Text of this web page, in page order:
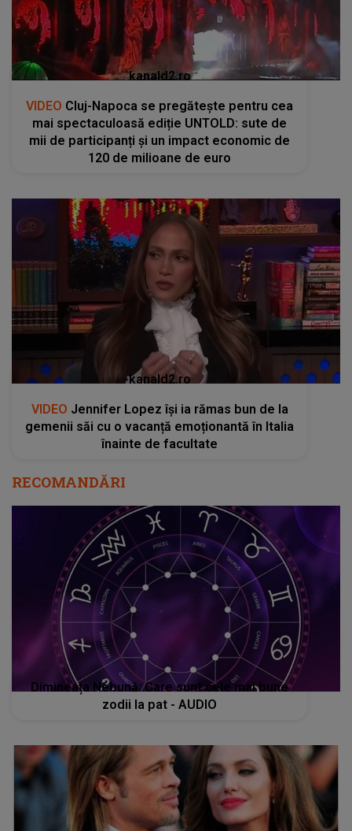
kanald2.ro
VIDEO Cluj-Napoca se pregătește pentru cea
mai spectaculoasă ediție UNTOLD: sute de
mii de participanți și un impact economic de
120 de milioane de euro
kanald2.ro
VIDEO Jennifer Lopez își ia rămas bun de la
gemenii săi cu o vacanță emoționantă în Italia
înainte de facultate
RECOMANDĂRI
Dimineața Nebună: Care sunt cele mai bune
zodii la pat - AUDIO